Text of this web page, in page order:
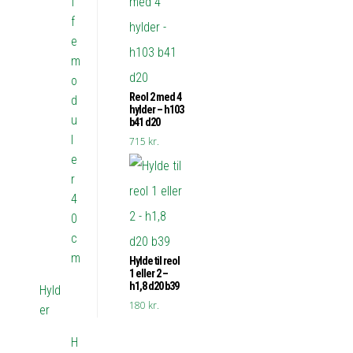
Reol 2 med 4
hylder – h103
b41 d20
715 kr.
Hylde til reol
1 eller 2 –
h1,8 d20 b39
180 kr.
f
e
m
o
d
u
l
e
r
4
0
c
m
Hyld
er
H